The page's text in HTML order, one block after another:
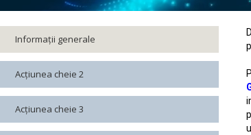
Informaţii generale
Acțiunea cheie 2
Acţiunea cheie 3